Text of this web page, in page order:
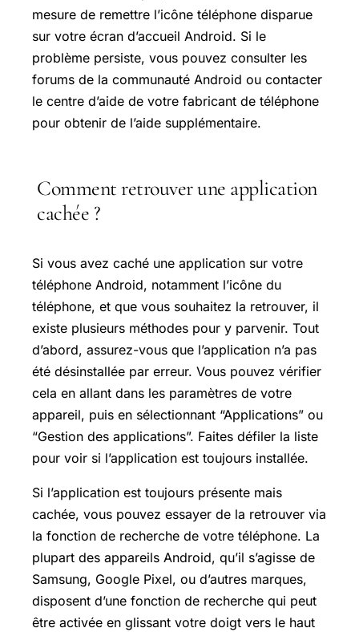
mesure de remettre l’icône téléphone disparue
sur votre écran d’accueil Android. Si le
problème persiste, vous pouvez consulter les
forums de la communauté Android ou contacter
le centre d’aide de votre fabricant de téléphone
pour obtenir de l’aide supplémentaire.
Comment retrouver une application
cachée ?
Si vous avez caché une application sur votre
téléphone Android, notamment l’icône du
téléphone, et que vous souhaitez la retrouver, il
existe plusieurs méthodes pour y parvenir. Tout
d’abord, assurez-vous que l’application n’a pas
été désinstallée par erreur. Vous pouvez vérifier
cela en allant dans les paramètres de votre
appareil, puis en sélectionnant “Applications” ou
“Gestion des applications”. Faites défiler la liste
pour voir si l’application est toujours installée.
Si l’application est toujours présente mais
cachée, vous pouvez essayer de la retrouver via
la fonction de recherche de votre téléphone. La
plupart des appareils Android, qu’il s’agisse de
Samsung, Google Pixel, ou d’autres marques,
disposent d’une fonction de recherche qui peut
être activée en glissant votre doigt vers le haut